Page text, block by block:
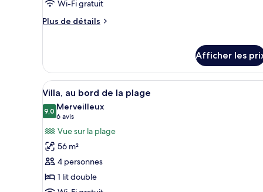
chambre :
Chambre
Wi-Fi gratuit
Plus de détails
Plus
exécutive
double
Afficher les
Afficher
toutes
les
photos
pour
ce
type
de
Une chambre d’hôtel avec
8
Villa, au bord de la plage
9,09,0 sur 10
Merveilleux
6 avis
(6 avis)
Vue sur la plage
56 m²
4 personnes
1 lit double